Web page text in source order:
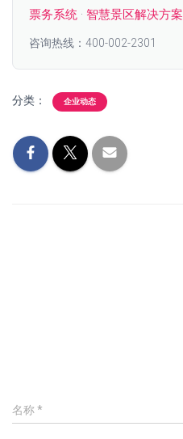
票务系统 · 智慧景区解决方案
咨询热线：400-002-2301
分类： 企业动态
名称*